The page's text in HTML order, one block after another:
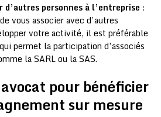
d’autres personnes à l’entreprise :
vous associer avec d’autres
votre activité, il est préférable
permet la participation d’associés
la SARL ou la SAS.
pour bénéficier
sur mesure